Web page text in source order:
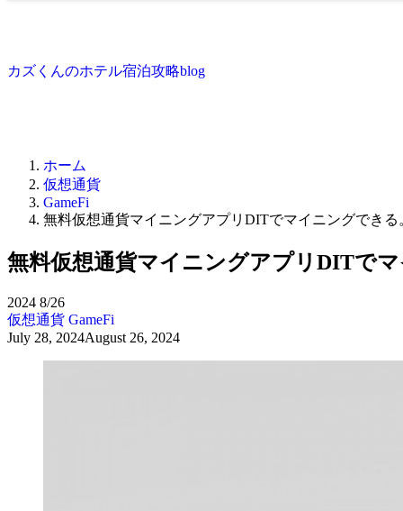
カズくんのホテル宿泊攻略blog
ホーム
仮想通貨
GameFi
無料仮想通貨マイニングアプリDITでマイニングできる
無料仮想通貨マイニングアプリDITで
2024 8/26
仮想通貨 GameFi
July 28, 2024August 26, 2024